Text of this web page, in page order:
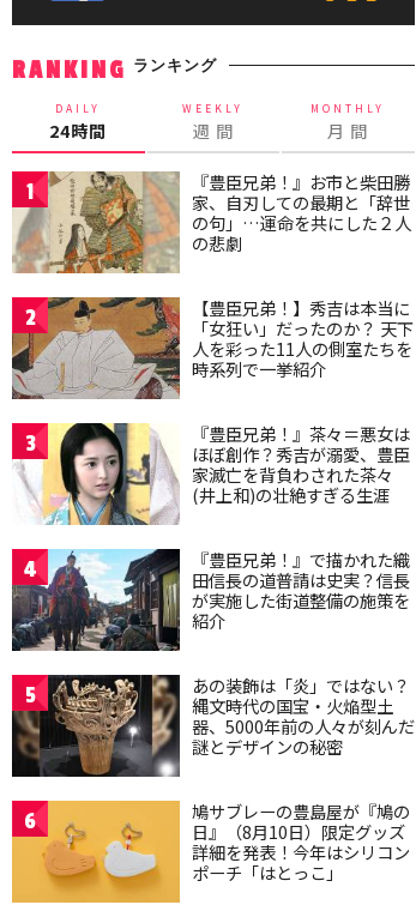
RANKING ランキング
DAILY
24時間
WEEKLY
週 間
MONTHLY
月 間
1
『豊臣兄弟！』お市と柴田勝
家、自刃しての最期と「辞世
の句」…運命を共にした２人
の悲劇
2
【豊臣兄弟！】秀吉は本当に
「女狂い」だったのか？ 天下
人を彩った11人の側室たちを
時系列で一挙紹介
3
『豊臣兄弟！』茶々＝悪女は
ほぼ創作？秀吉が溺愛、豊臣
家滅亡を背負わされた茶々
(井上和)の壮絶すぎる生涯
4
『豊臣兄弟！』で描かれた織
田信長の道普請は史実？信長
が実施した街道整備の施策を
紹介
5
あの装飾は「炎」ではない？
縄文時代の国宝・火焔型土
器、5000年前の人々が刻んだ
謎とデザインの秘密
6
鳩サブレーの豊島屋が『鳩の
日』（8月10日）限定グッズ
詳細を発表！今年はシリコン
ポーチ「はとっこ」